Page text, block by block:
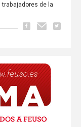
de la